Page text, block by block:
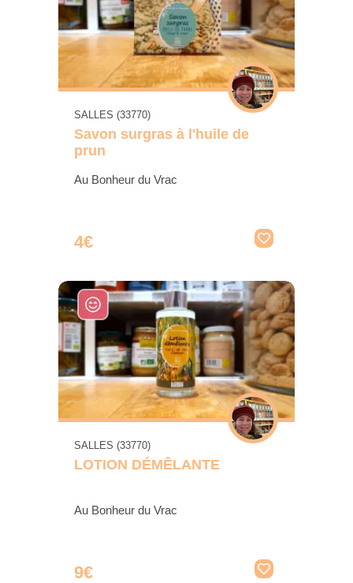
SALLES (33770)
Savon surgras à l'huile de
prun
Au Bonheur du Vrac
4€
SALLES (33770)
LOTION DÉMÊLANTE
Au Bonheur du Vrac
9€